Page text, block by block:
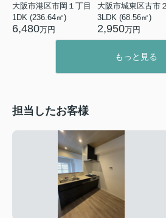
大阪市港区市岡１丁目
1DK (236.64㎡)
6,480万円
3LDK (68.56㎡)
2,950万円
もっと見る
担当したお客様